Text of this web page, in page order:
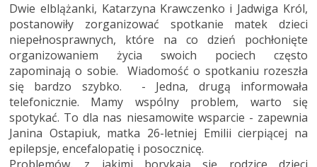
Dwie elblążanki, Katarzyna Krawczenko i Jadwiga Król,
postanowiły zorganizować spotkanie matek dzieci
niepełnosprawnych, które na co dzień pochłonięte
organizowaniem życia swoich pociech często
zapominają o sobie. Wiadomość o spotkaniu rozeszła
się bardzo szybko. - Jedna, drugą informowała
telefonicznie. Mamy wspólny problem, warto się
spotykać. To dla nas niesamowite wsparcie - zapewnia
Janina Ostapiuk, matka 26-letniej Emilii cierpiącej na
epilepsje, encefalopatię i posocznicę.